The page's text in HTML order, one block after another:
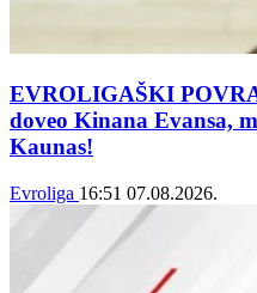
EVROLIGAŠKI
doveo Kinana Evansa,
Kaunas!
Evroliga 16:51 07.08.2026.